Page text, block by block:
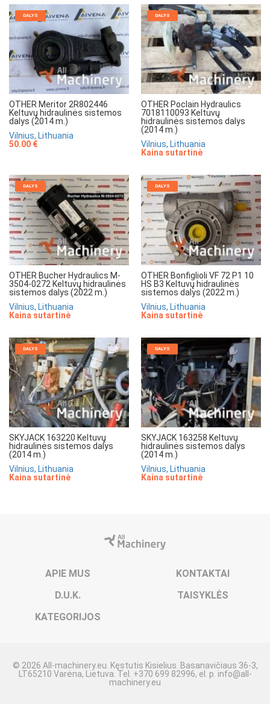
DALYS
OTHER Meritor 2R802446
Keltuvų hidraulinės sistemos
dalys (2014 m.)
Vilnius, Lithuania
50.00 €
DALYS
OTHER Poclain Hydraulics
7018110093 Keltuvų
hidraulinės sistemos dalys
(2014 m.)
Vilnius, Lithuania
Kaina sutartinė
DALYS
OTHER Bucher Hydraulics M-
3504-0272 Keltuvų hidraulinės
sistemos dalys (2022 m.)
Vilnius, Lithuania
Kaina sutartinė
DALYS
OTHER Bonfiglioli VF 72 P1 10
HS B3 Keltuvų hidraulinės
sistemos dalys (2022 m.)
Vilnius, Lithuania
Kaina sutartinė
DALYS
SKYJACK 163220 Keltuvų
hidraulinės sistemos dalys
(2014 m.)
Vilnius, Lithuania
Kaina sutartinė
DALYS
SKYJACK 163258 Keltuvų
hidraulinės sistemos dalys
(2014 m.)
Vilnius, Lithuania
Kaina sutartinė
APIE MUS
KONTAKTAI
D.U.K.
TAISYKLĖS
KATEGORIJOS
© 2026 All-machinery.eu. Kęstutis Kisielius. Basanavičiaus 36-3,
LT65210 Varėna, Lietuva. Tel. +370 699 82996, el. p. info@all-
machinery.eu